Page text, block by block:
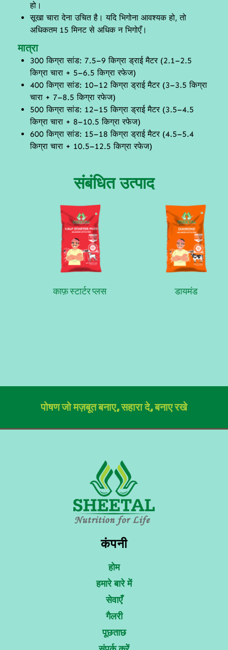
हो।
सूखा चारा देना उचित है। यदि भिगोना आवश्यक हो, तो
अधिकतम 15 मिनट से अधिक न भिगोएँ।
मात्रा
300 किग्रा सांड: 7.5–9 किग्रा ड्राई मैटर (2.1–2.5
किग्रा चारा + 5–6.5 किग्रा रफेज)
400 किग्रा सांड: 10–12 किग्रा ड्राई मैटर (3–3.5 किग्रा
चारा + 7–8.5 किग्रा रफेज)
500 किग्रा सांड: 12–15 किग्रा ड्राई मैटर (3.5–4.5
किग्रा चारा + 8–10.5 किग्रा रफेज)
600 किग्रा सांड: 15–18 किग्रा ड्राई मैटर (4.5–5.4
किग्रा चारा + 10.5–12.5 किग्रा रफेज)
संबंधित उत्पाद
काफ़ स्टार्टर प्लस डायमंड
पोषण जो मज़बूत बनाए, सहारा दे, बनाए रखे
कंपनी
होम
हमारे बारे में
सेवाएँ
गैलरी
पूछताछ